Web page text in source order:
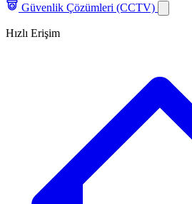
Güvenlik Çözümleri (CCTV)
Hızlı Erişim